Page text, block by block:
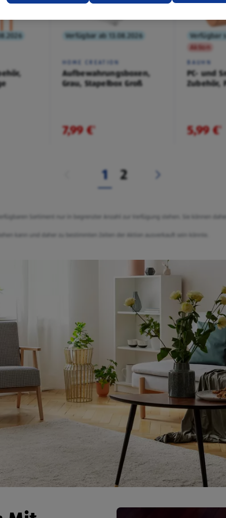
Verfügbar ab 13.08.2026
HOME CREATION
Aufbewahrungsboxen,
Grau, Stapelbox Groß
7,99 €¹
Verfügbar
Aktion
BAUHN
PC- und
Zubehör,
5,99 €¹
1 2
Sortiment nur in begrenzter Anzahl zur Verfügung stehen. Sie können
kann und daher zu bestimmten Zeiten der Aktion ausverkauft sein könnte.
zur Verfügung.
der Webseitenbetreiber und Datenschutzerklärungen